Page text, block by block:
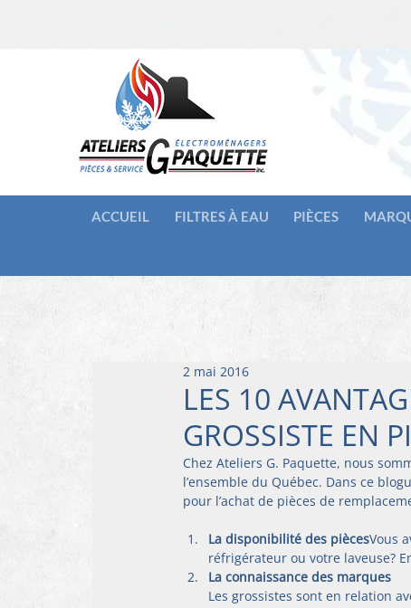
ACCUEIL FILTRES À EAU PIÈCES
LES 10
GROSSISTE EN
2 mai 2016
Chez Ateliers G. Paquette, nous
l’ensemble du Québec. Dans ce
pour l’achat de pièces de
La disponibilité des piècesVous
réfrigérateur ou votre laveuse?
La connaissance des marques
Les grossistes sont en relation